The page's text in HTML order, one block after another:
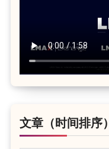
文章（时间排序）